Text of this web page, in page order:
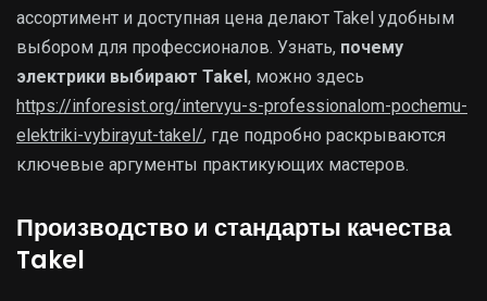
ассортимент и доступная цена делают Takel удобным
выбором для профессионалов. Узнать, почему
электрики выбирают Takel, можно здесь
https://inforesist.org/intervyu-s-professionalom-pochemu-
elektriki-vybirayut-takel/, где подробно раскрываются
ключевые аргументы практикующих мастеров.
Производство и стандарты качества
Takel